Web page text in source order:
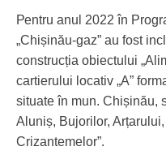
Реntru аnul 2022 în
„Chișinău-gaz” au fost
construcția obiectului
cartierului locativ „А”
situate în mun. Chișinău,
Aluniș, Bujorilor,
Crizantemelor”.